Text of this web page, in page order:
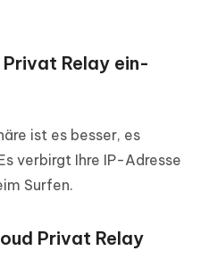
Relay ein-
ist es besser, es
verbirgt Ihre IP-Adresse
Surfen.
Privat Relay